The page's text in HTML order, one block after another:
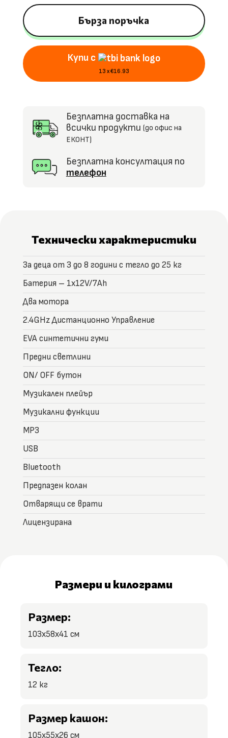
RS
Е-
tron,
12V/7Ah,
EVA
гуми,
R/C
Бърза поръчка
Купи с
13 x €16.93
Безплатна доставка на
всички продукти (до офис на
ЕКОНТ)
Безплатна консултация по
телефон
Технически характеристики
За деца от 3 до 8 години с тегло до 25 кг
Батерия – 1x12V/7Ah
Два мотора
2.4GHz Дистанционно Управление
EVA синтетични гуми
Предни светлини
ON/ OFF бутон
Музикален плейър
Музикални функции
MP3
USB
Bluetooth
Предпазен колан
Отварящи се врати
Лицензирана
Размери и килограми
Размер:
103x58x41 см
Тегло:
12 кг
Размер кашон:
105x55x26 см